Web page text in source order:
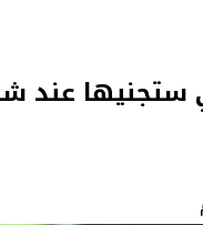
ستجنيها عند